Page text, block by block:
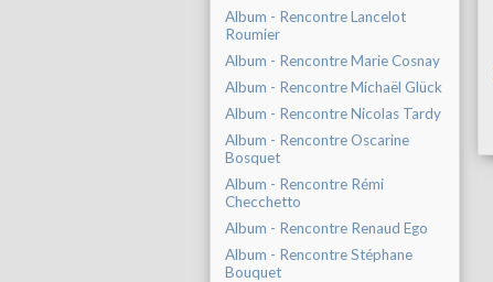
Album - Rencontre Lancelot
Roumier
Album - Rencontre Marie Cosnay
Album - Rencontre Michaël Glück
Album - Rencontre Nicolas Tardy
Album - Rencontre Oscarine
Bosquet
Album - Rencontre Rémi
Checchetto
Album - Rencontre Renaud Ego
Album - Rencontre Stéphane
Bouquet